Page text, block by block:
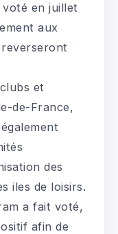
en juillet
aux
et
de-France,
des
iles de loisirs.
a fait voté,
afin de